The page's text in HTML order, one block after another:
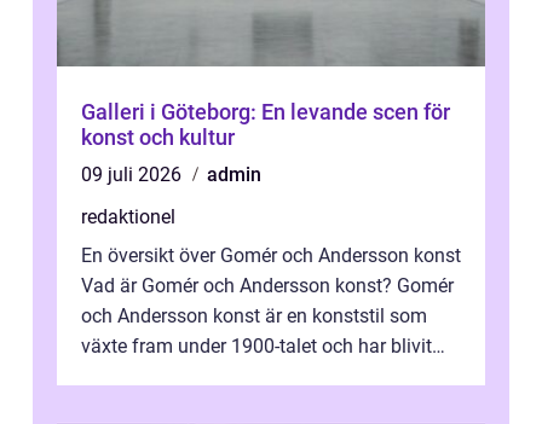
Galleri i Göteborg: En levande scen för
konst och kultur
09 juli 2026
admin
redaktionel
En översikt över Gomér och Andersson konst
Vad är Gomér och Andersson konst? Gomér
och Andersson konst är en konststil som
växte fram under 1900-talet och har blivit